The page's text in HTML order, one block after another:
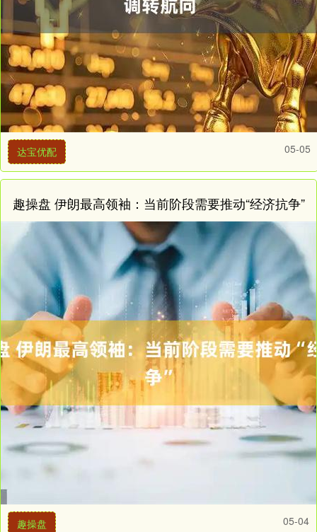
达宝优配 05-05
趣操盘 伊朗最高领袖：当前阶段需要推动“经济抗争”
趣操盘 05-04